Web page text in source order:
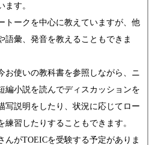
ます。
トークを中心に教えていますが、他
語彙、発音を教えることもできま
お使いの教科書を参照しながら、ニ
編小説を読んでディスカッションを
写説明をしたり、状況に応じてロー
練習したりすることもできます。
んがTOEICを受験する予定がありま